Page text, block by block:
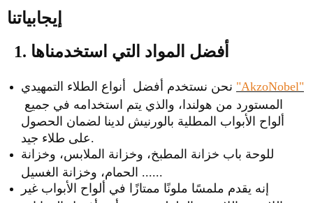
إيجابياتنا
1. أفضل المواد التي استخدمناها
"AkzoNobel"
ألواح الأبواب المطلية بالورنيش لدينا لضمان الحصول
للوحة باب خزانة المطبخ، وخزانة الملابس، وخزانة
إنه يقدم ملمسًا ملونًا ممتازًا في ألواح الأبواب غير